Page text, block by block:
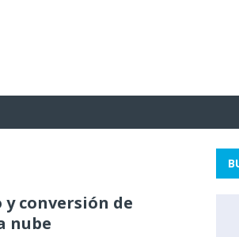
conversión de
nube